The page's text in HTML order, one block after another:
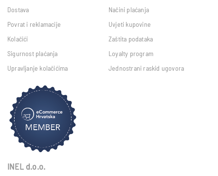
Dostava
Načini plaćanja
Povrat i reklamacije
Uvjeti kupovine
Kolačići
Zaštita podataka
Sigurnost plaćanja
Loyalty program
Upravljanje kolačićima
Jednostrani raskid ugovora
INEL d.o.o.